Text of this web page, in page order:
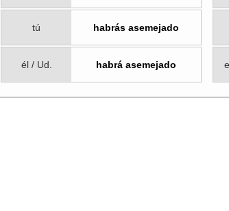
tú habrás asemejado
él / Ud. habrá asemejado